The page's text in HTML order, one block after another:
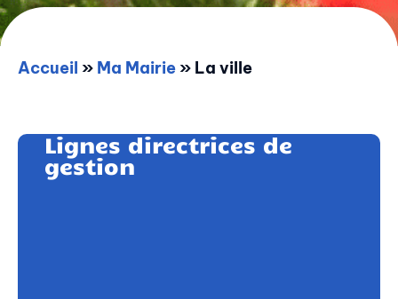
Accueil » Ma Mairie » La ville
Lignes directrices de
gestion